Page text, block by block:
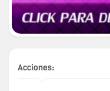
Acciones: